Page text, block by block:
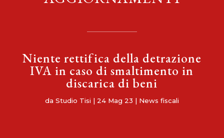
Niente rettifica della detrazione
IVA in caso di smaltimento in
discarica di beni
da Studio Tisi | 24 Mag 23 | News fiscali